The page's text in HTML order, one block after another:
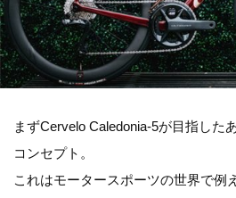
まずCervelo Caledonia-5が目指した
コンセプト。
これはモータースポーツの世界で例